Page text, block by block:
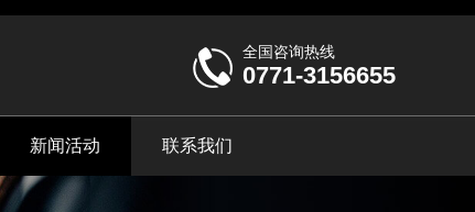
全国咨询热线
0771-3156655
新闻活动 联系我们